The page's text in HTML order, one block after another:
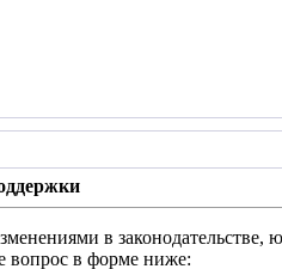
в
вопрос в форме ниже: